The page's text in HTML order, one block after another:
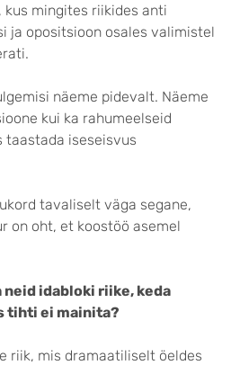
kus mingites riikides anti
ja opositsioon osales valimistel
näeme pidevalt. Näeme
kui ka rahumeelseid
taastada iseseisvus
tavaliselt väga segane,
on oht, et koostöö asemel
idabloki riike, keda
tihti ei mainita?
riik, mis dramaatiliselt öeldes